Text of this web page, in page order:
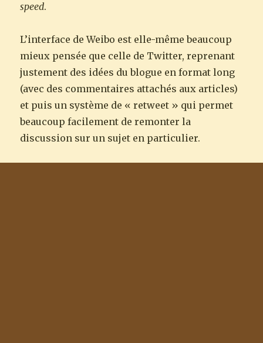
speed.
L’interface de Weibo est elle-même beaucoup
mieux pensée que celle de Twitter, reprenant
justement des idées du blogue en format long
(avec des commentaires attachés aux articles)
et puis un système de « retweet » qui permet
beaucoup facilement de remonter la
discussion sur un sujet en particulier.